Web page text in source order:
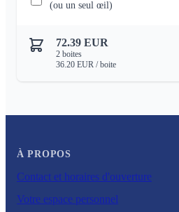
(ou un seul œil)
72.39 EUR
2 boites
36.20 EUR / boite
À PROPOS
Contact et horaires d'ouverture
Votre espace personnel